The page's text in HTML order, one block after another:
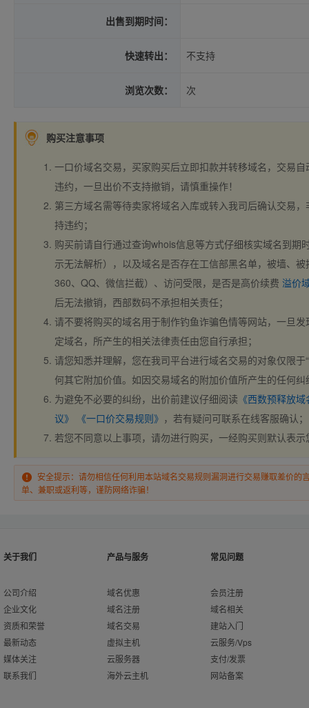
出售到期时间：
快速转出： 不支持
浏览次数： 次
购买注意事项
一口价域名交易，买家购买后立即扣款并转移域名，交易
违约，一旦出价不支持撤销，请慎重操作！
第三方域名需等待卖家将域名入库或转入我司后确认交易
持违约；
购买前请自行通过查询whois信息等方式仔细核实域名到期
示无法解析），以及域名是否存在工信部黑名单，被墙、
360、QQ、微信拦截）、访问受限，是否是高价续费 溢价
后无法撤销，西部数码不承担相关责任；
请不要将购买的域名用于制作钓鱼诈骗色情等网站，一旦
定域名，所产生的相关法律责任由您自行承担；
请您知悉并理解，您在我司平台进行域名交易的对象仅限于
何其它附加价值。如因交易域名的附加价值所产生的任何
为避免不必要的纠纷，出价前建议仔细阅读 《西数预释放
议》
《一口价交易规则》 ，若有疑问可联系在线客服确认；
若您不同意以上事项，请勿进行购买，一经购买则默认表
安全提示：请勿相信任何利用本站域名交易规则漏洞进行交易赚取差价的
单、兼职或返利等，谨防网络诈骗！
关于我们
公司介绍
企业文化
资质和荣誉
最新动态
媒体关注
联系我们
产品与服务
域名优惠
域名注册
域名交易
虚拟主机
云服务器
海外云主机
常见问题
会员注册
域名相关
建站入门
云服务/Vps
支付/发票
网站备案